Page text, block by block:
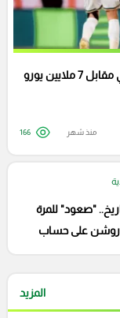
يورو
منذ شهر 166
"صعود" للمرة
روشن على حساب
المزيد